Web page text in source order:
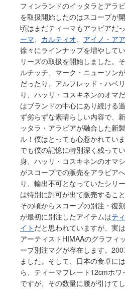
フィンランドのイッタラとアラ
を取扱開始したのはスコープが
頃はまだティーマもアラビアだ
ーマ、 カルティオ、 アイノ・ア
徐々にラインナップを増やして
リーズの取扱を開始しました。
ルチッチ、マーク・ニューソン
だったり、アルフレッド・ハベ
り、ハッリ・コスキネンのオマ
はブランドの中心にあり続ける
ず劣らずな素晴らしい内容で、
ッタラ・アラビアが融合した新
ル！僕はとっても心惹かれてい
でも僕の記憶に特別深く残って
身、ハッリ・コスキネンのオマ
がスコープでの販売をアラビア
り、輸出不可となっていたシリ
は特別に許可が出て販売するこ
その頃からスコープの別注・復
が最初に別注したアイテムはテ
イト だと思われていますが、実
アーティストHIMAAのグラフィ
ープ別注マグが存在します。
ました。そして、日本の食卓に
ら、ティーマプレート12cmホ
ですが、その数量に腰が引けて